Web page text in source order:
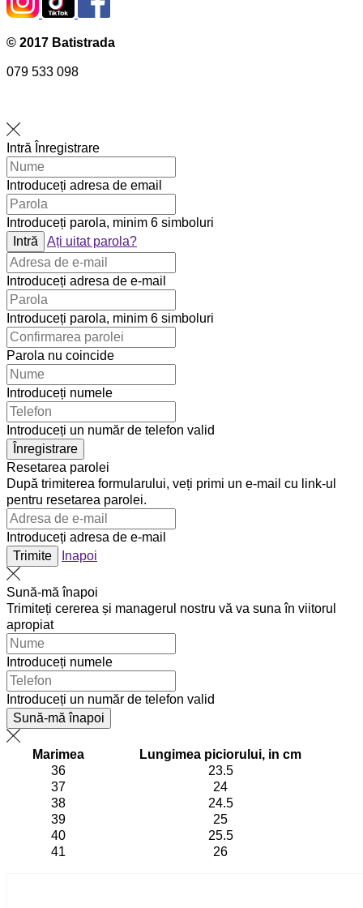
© 2017 Batistrada
079 533 098
Intră Înregistrare
Introduceți adresa de email
Introduceți parola, minim 6 simboluri
Intră
Ați uitat parola?
Introduceți adresa de e-mail
Introduceți parola, minim 6 simboluri
Parola nu coincide
Introduceți numele
Introduceți un număr de telefon valid
Înregistrare
Resetarea parolei
După trimiterea formularului, veți primi un e-mail cu link-ul
pentru resetarea parolei.
Introduceți adresa de e-mail
Trimite
Inapoi
Sună-mă înapoi
Trimiteți cererea și managerul nostru vă va suna în viitorul
apropiat
Introduceți numele
Introduceți un număr de telefon valid
Sună-mă înapoi
Marimea
Lungimea piciorului, in cm
36
23.5
37
24
38
24.5
39
25
40
25.5
41
26